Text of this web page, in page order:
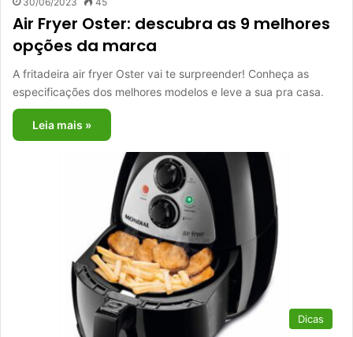
Air Fryer Oster: descubra as 9 melhores
opções da marca
A fritadeira air fryer Oster vai te surpreender! Conheça as
especificações dos melhores modelos e leve a sua pra casa.
Leia mais »
Dicas